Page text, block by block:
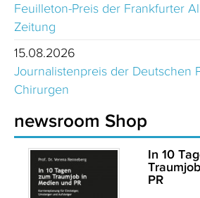
Feuilleton-Preis der Frankfurter
Zeitung
15.08.2026
Journalistenpreis der Deutschen
Chirurgen
newsroom Shop
In 10
PR